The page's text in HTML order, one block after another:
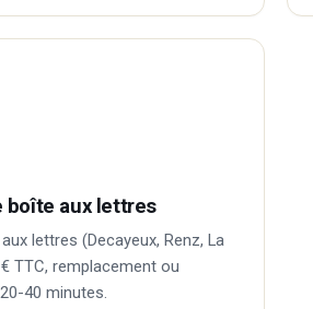
boîte aux lettres
lettres (Decayeux, Renz, La
TTC, remplacement ou
40 minutes.